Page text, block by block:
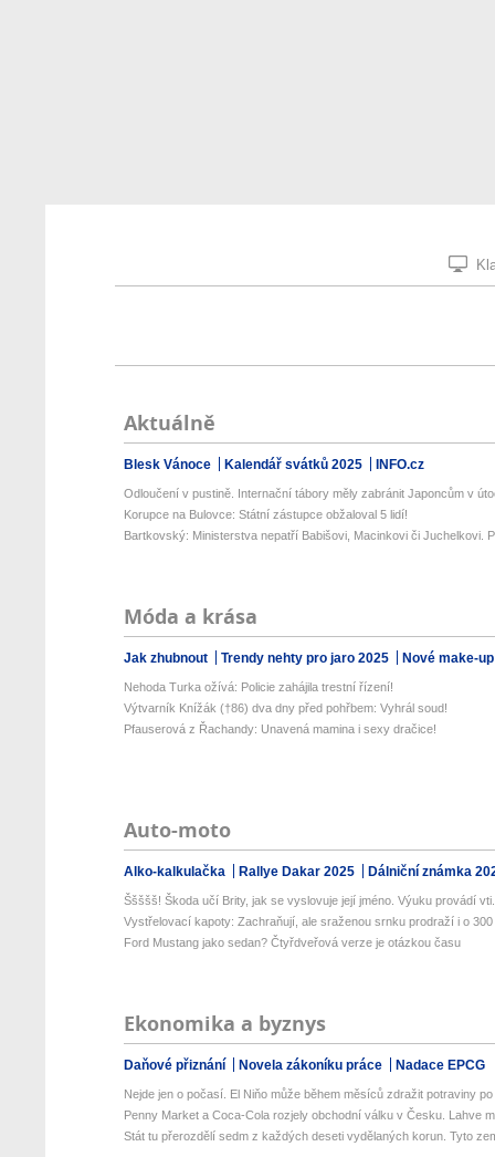
Aktuálně
Blesk Vánoce Kalendář svátků 2025 INFO.cz
Odloučení v pustině. Internační tábory měly zabránit Japoncům v
Korupce na Bulovce: Státní zástupce obžaloval 5 lidí!
Bartkovský: Ministerstva nepatří Babišovi, Macinkovi či Juchelkovi.
Móda a krása
Jak zhubnout Trendy nehty pro jaro 2025 Nové make-
Nehoda Turka ožívá: Policie zahájila trestní řízení!
Výtvarník Knížák (†86) dva dny před pohřbem: Vyhrál soud!
Pfauserová z Řachandy: Unavená mamina i sexy dračice!
Auto-moto
Alko-kalkulačka Rallye Dakar 2025 Dálniční známka
Ššššš! Škoda učí Brity, jak se vyslovuje její jméno. Výuku provádí
Vystřelovací kapoty: Zachraňují, ale sraženou srnku prodraží i o 300
Ford Mustang jako sedan? Čtyřdveřová verze je otázkou času
Ekonomika a byznys
Daňové přiznání Novela zákoníku práce Nadace EPCG
Nejde jen o počasí. El Niňo může během měsíců zdražit potraviny
Penny Market a Coca-Cola rozjely obchodní válku v Česku. Lahve
Stát tu přerozdělí sedm z každých deseti vydělaných korun. Tyto